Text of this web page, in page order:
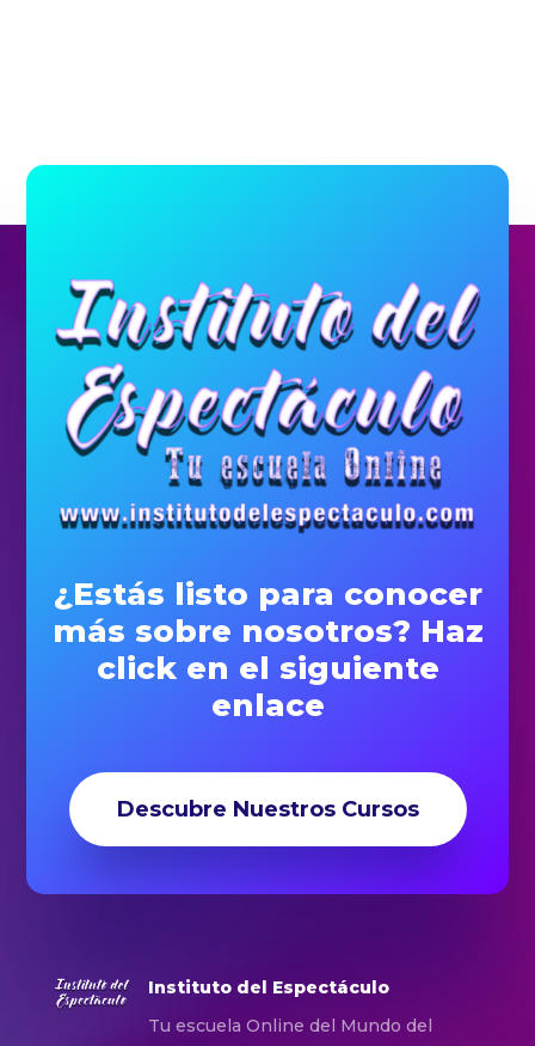
¿Estás listo para conocer
más sobre nosotros? Haz
click en el siguiente
enlace
Descubre Nuestros Cursos
Instituto del Espectáculo
Tu escuela Online del Mundo del